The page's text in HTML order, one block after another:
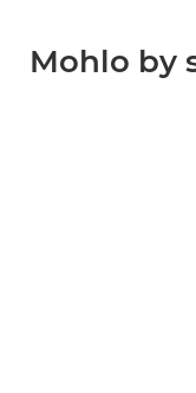
Mohlo by